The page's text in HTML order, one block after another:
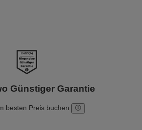
Günstiger Garantie
besten Preis buchen